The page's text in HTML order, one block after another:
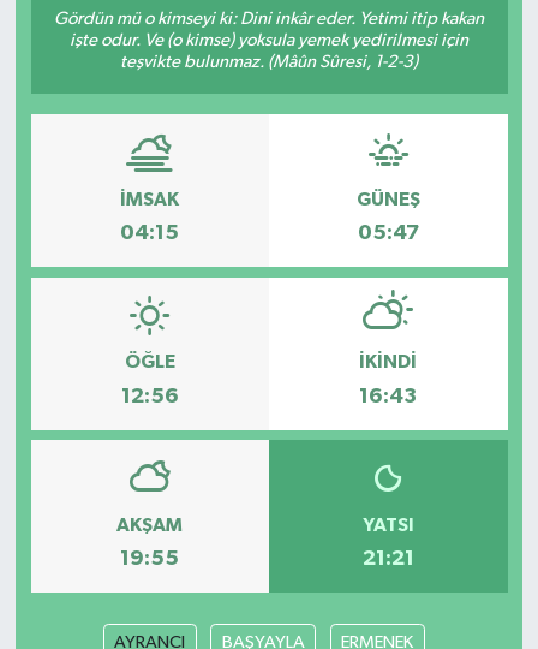
Gördün mü o kimseyi ki: Dini inkâr eder. Yetimi itip kakan
işte odur. Ve (o kimse) yoksula yemek yedirilmesi için
teşvikte bulunmaz. (Mâûn Sûresi, 1-2-3)
İMSAK
04:15
GÜNEŞ
05:47
ÖĞLE
12:56
İKINDI
16:43
AKŞAM
19:55
YATSI
21:21
AYRANCI BAŞYAYLA ERMENEK